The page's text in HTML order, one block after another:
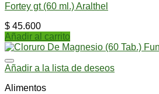
Fortey gt (60 ml.) Aralthel
$ 45.600
Añadir al carrito
Añadir a la lista de deseos
Alimentos